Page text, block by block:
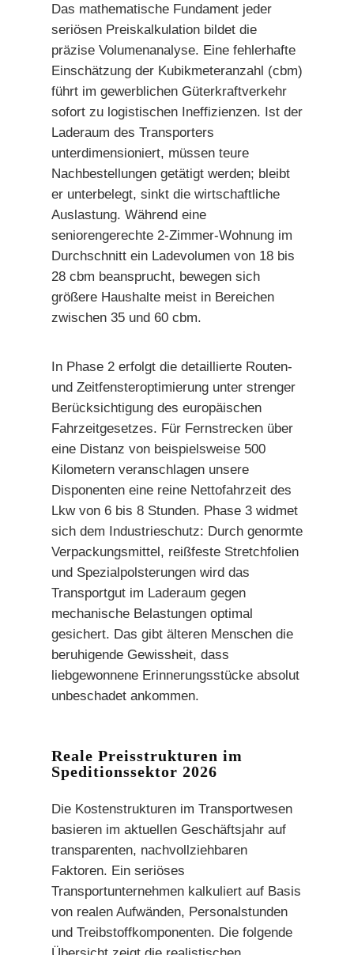
Das mathematische Fundament jeder
seriösen Preiskalkulation bildet die
präzise Volumenanalyse. Eine fehlerhafte
Einschätzung der Kubikmeteranzahl (cbm)
führt im gewerblichen Güterkraftverkehr
sofort zu logistischen Ineffizienzen. Ist der
Laderaum des Transporters
unterdimensioniert, müssen teure
Nachbestellungen getätigt werden; bleibt
er unterbelegt, sinkt die wirtschaftliche
Auslastung. Während eine
seniorengerechte 2-Zimmer-Wohnung im
Durchschnitt ein Ladevolumen von 18 bis
28 cbm beansprucht, bewegen sich
größere Haushalte meist in Bereichen
zwischen 35 und 60 cbm.
In Phase 2 erfolgt die detaillierte Routen-
und Zeitfensteroptimierung unter strenger
Berücksichtigung des europäischen
Fahrzeitgesetzes. Für Fernstrecken über
eine Distanz von beispielsweise 500
Kilometern veranschlagen unsere
Disponenten eine reine Nettofahrzeit des
Lkw von 6 bis 8 Stunden. Phase 3 widmet
sich dem Industrieschutz: Durch genormte
Verpackungsmittel, reißfeste Stretchfolien
und Spezialpolsterungen wird das
Transportgut im Laderaum gegen
mechanische Belastungen optimal
gesichert. Das gibt älteren Menschen die
beruhigende Gewissheit, dass
liebgewonnene Erinnerungsstücke absolut
unbeschadet ankommen.
Reale Preisstrukturen im
Speditionssektor 2026
Die Kostenstrukturen im Transportwesen
basieren im aktuellen Geschäftsjahr auf
transparenten, nachvollziehbaren
Faktoren. Ein seriöses
Transportunternehmen kalkuliert auf Basis
von realen Aufwänden, Personalstunden
und Treibstoffkomponenten. Die folgende